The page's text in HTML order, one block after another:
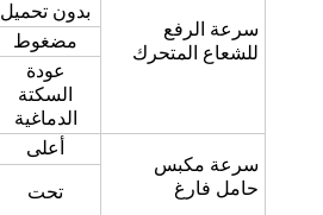
سرعة الرفع
للشعاع المتحرك
بدون تحميل
مضغوط
عودة
السكتة
الدماغية
سرعة مكبس
حامل فارغ
أعلى
تحت